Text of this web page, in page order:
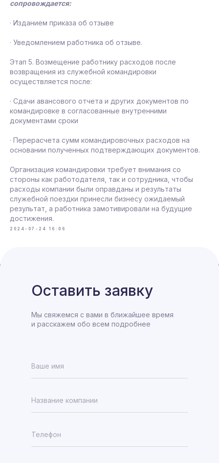
сопровождается:
· Изданием приказа об отзыве
· Уведомлением работника об отзыве.
Этап 5. Возмещение работнику расходов после
возвращения из служебной командировки
осуществляется после:
· Сдачи авансового отчета и других документов по
командировке в согласованные внутренними
документами сроки
· Перерасчета сумм командировочных расходов на
основании полученных подтверждающих документов.
Организация командировки требует внимания со
стороны как работодателя, так и сотрудника, чтобы
расходы компании были оправданы и результаты
служебной поездки принесли бизнесу ожидаемый
результат, а работника замотивировали на будущие
достижения.
2024-07-24 16:06
Оставить заявку
Мы свяжемся с вами в ближайшее время
и расскажем обо всем подробнее